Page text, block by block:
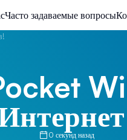
Часто задаваемые вопросы
0 секунд назад